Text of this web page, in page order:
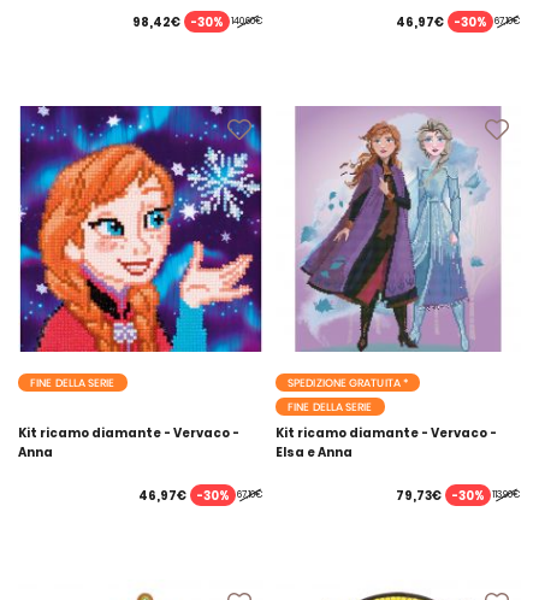
140,60€
98,42€ -30% 67,10€
46,97€ -30%
FINE DELLA SERIE
Kit ricamo diamante - Vervaco -
Anna
67,10€
46,97€ -30%
SPEDIZIONE GRATUITA *
FINE DELLA SERIE
Kit ricamo diamante - Vervaco -
Elsa e Anna
113,90€
79,73€ -30%